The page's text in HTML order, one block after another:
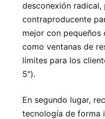
desconexión radical,
contraproducente
mejor con pequeños
como ventanas de
límites para los
5").
En segundo lugar,
tecnología de forma